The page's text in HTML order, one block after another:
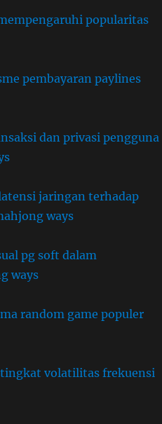
popularitas
pembayaran paylines
dan privasi pengguna
jaringan terhadap
ways
pg soft dalam
ways
random game populer
volatilitas frekuensi